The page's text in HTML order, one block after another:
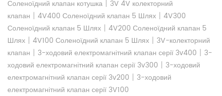
Соленоїдний клапан котушка | 3V 4V колекторний
клапан | 4V400 Соленоїдний клапан 5 Шлях | 4V300
Соленоїдний клапан 5 Шлях | 4V200 Соленоїдний клапан 5
Шлях | 4V100 Соленоїдний клапан 5 Шлях | 3V-колекторний
клапан | 3-ходовий електромагнітний клапан серії 3v400 | 3-
ходовий електромагнітний клапан серії 3v300 | 3-ходовий
електромагнітний клапан серії 3v200 | 3-ходовий
електромагнітний клапан серії 3V100